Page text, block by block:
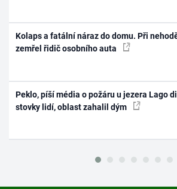
Kolaps a fatální náraz do domu. Při
zemřel řidič osobního auta
Peklo, píší média o požáru u jezera Lago
stovky lidí, oblast zahalil dým